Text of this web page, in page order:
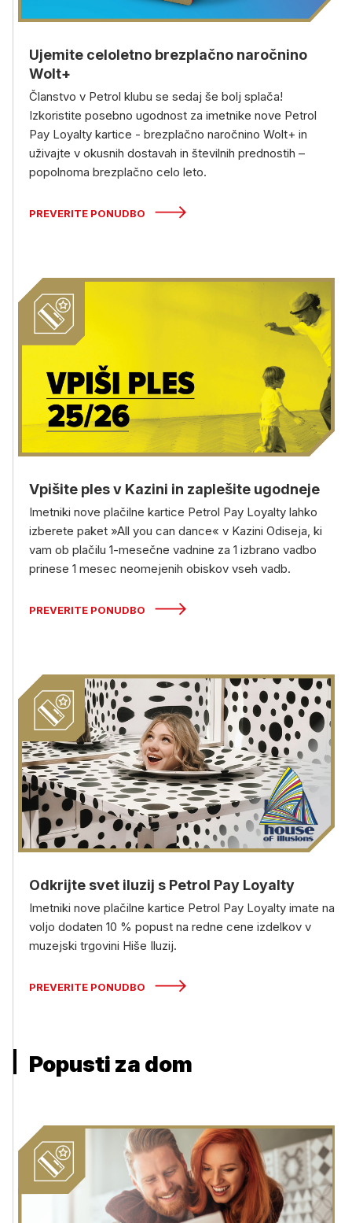
Ujemite celoletno brezplačno naročnino
Wolt+
Članstvo v Petrol klubu se sedaj še bolj splača!
Izkoristite posebno ugodnost za imetnike nove Petrol
Pay Loyalty kartice - brezplačno naročnino Wolt+ in
uživajte v okusnih dostavah in številnih prednostih –
popolnoma brezplačno celo leto.
PREVERITE PONUDBO
Vpišite ples v Kazini in zaplešite ugodneje
Imetniki nove plačilne kartice Petrol Pay Loyalty lahko
izberete paket »All you can dance« v Kazini Odiseja, ki
vam ob plačilu 1-mesečne vadnine za 1 izbrano vadbo
prinese 1 mesec neomejenih obiskov vseh vadb.
PREVERITE PONUDBO
Odkrijte svet iluzij s Petrol Pay Loyalty
Imetniki nove plačilne kartice Petrol Pay Loyalty imate na
voljo dodaten 10 % popust na redne cene izdelkov v
muzejski trgovini Hiše Iluzij.
PREVERITE PONUDBO
Popusti za dom